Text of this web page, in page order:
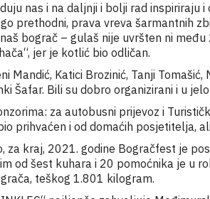
nas i na daljnji i bolji rad inspiriraju
prethodni, prava vreva šarmantnih
bograč – gulaš nije uvršten ni
jer je kotlić bio odličan.
Mandić, Katici Brozinić, Tanji
Šafar. Bili su dobro organizirani i u
za autobusni prijevoz i
prihvaćen i od domaćih posjetitelja,
za kraj, 2021. godine Bogračfest je
od šest kuhara i 20 pomoćnika je u
teškog 1.801 kilogram.